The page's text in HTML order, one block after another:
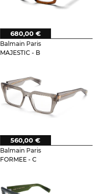
Balmain Paris
MAJESTIC - B
680,00 €
Balmain Paris
FORMEE - C
560,00 €